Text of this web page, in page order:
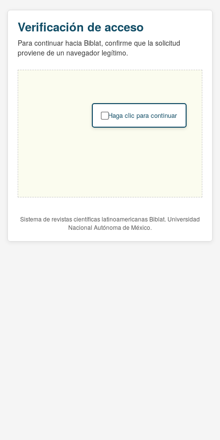
Verificación de acceso
Para continuar hacia Biblat, confirme que la solicitud
proviene de un navegador legítimo.
Haga clic para continuar
Sistema de revistas científicas latinoamericanas Biblat. Universidad
Nacional Autónoma de México.